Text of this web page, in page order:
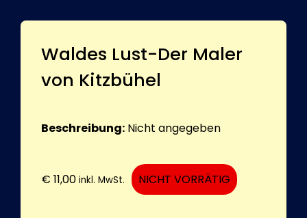
Waldes Lust-Der Maler
von Kitzbühel
Beschreibung: Nicht angegeben
€ 11,00 inkl. MwSt. NICHT VORRÄTIG